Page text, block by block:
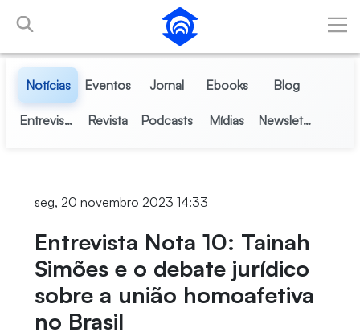
Pular para o Conteúdo principal
Notícias Eventos Jornal Ebooks Blog
Entrevistas Revista Podcasts Mídias Newsletter
seg, 20 novembro 2023 14:33
Entrevista Nota 10: Tainah
Simões e o debate jurídico
sobre a união homoafetiva
no Brasil